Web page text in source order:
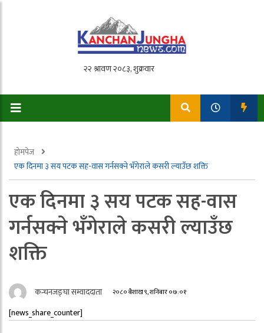
होमपेज
एक दिनमा ३ सय पटक सह-वास गर्नसक्ने भँगेराले कसरी ल्याउँछ शक्ति
एक दिनमा ३ सय पटक सह-वास
गर्नसक्ने भँगेराले कसरी ल्याउँछ
शक्ति
कन्चनजङ्घा सम्वाददाता २०८० बैशाख ९, शनिबार ०७:०१
[news_share_counter]